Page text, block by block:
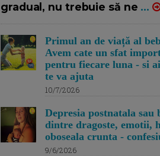
gradual, nu trebuie să ne ...
Primul an de viață al
Avem cate un sfat
pentru fiecare luna - si
te va ajuta
10/7/2026
Depresia postnatala sau
dintre dragoste, emotii,
oboseala crunta -
9/6/2026